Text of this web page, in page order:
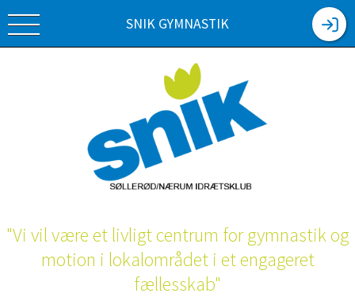
SNIK GYMNASTIK
"Vi vil være et livligt centrum for gymnastik og
motion i lokalområdet i et engageret
fællesskab"